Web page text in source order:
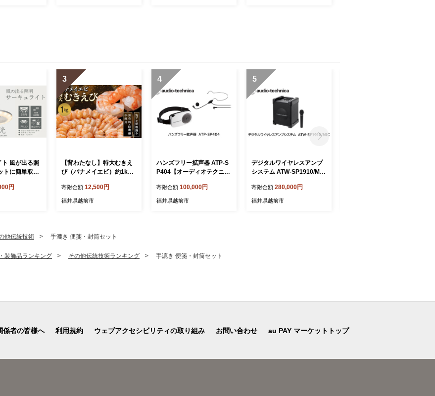
風が出る照
トに簡単取付
円
3
【背わたなし】特大むきえ
び（バナメイエビ）約1kg
背ワタ無し
寄附金額 12,500円
福井県越前市
4
ハンズフリー拡声器 ATP-S
P404【オーディオテクニ
寄附金額 100,000円
福井県越前市
5
デジタルワイヤレスアンプ
システム ATW-SP1910/MIC
寄附金額 280,000円
福井県越前市
他伝統技術 手漉き 便箋・封筒セット
装飾品ランキング その他伝統技術ランキング 手漉き 便箋・封筒セット
係者の皆様へ 利用規約 ウェブアクセシビリティの取り組み お問い合わせ au PAY マーケットトップ